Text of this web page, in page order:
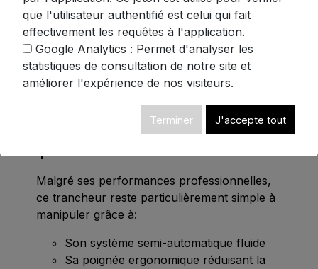
Le corps en aluminium de haute qualité
confère à cet appareil une résistance
remarquable et une stabilité parfaite pendant
l'utilisation. Son moteur de 120W, conçu
pour un fonctionnement silencieux et
efficace, vous assure des découpes sans
effort même sur les produits les plus denses.
Confort d'utilisation pensé pour le
Malgré ses performances professionnelles,
ce trancheur reste particulièrement simple à
manipuler grâce à:
Son système semi-automatique fluide
Sa poignée ergonomique réduisant la
que l'utilisateur authentifié est celui qui fait
effectivement les requêtes à l'application.
Google Analytics : Permet d'analyser les
statistiques de consultation de notre site et
améliorer l'expérience de nos visiteurs.
Terminer J'accepte tout